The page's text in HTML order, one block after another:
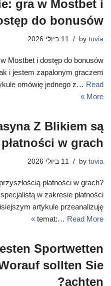
gra w Mostbet i
do bonusów
by tuvia 11 ביולי 2026
Mostbet i dostęp do bonusów
i jestem zapalonym graczem
omówię jednego z… Read
More »
Z Blikiem są
w grach?
by tuvia 11 ביולי 2026
płatności w grach?
w zakresie płatności
artykule przeanalizuję
temat:… Read More »
Sportwetten
sollten Sie
achten?